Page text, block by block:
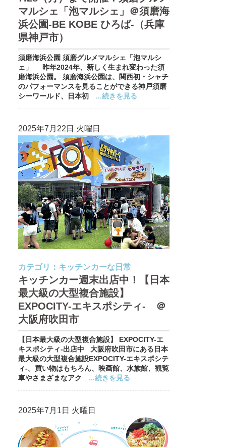
マルシェ「泡マルシェ」＠須磨海
浜公園-BE KOBE ひろば-（兵庫
県神戸市）
須磨海浜公園 須磨グルメマルシェ「泡マルシ
ェ」 昨年2024年、新しく生まれ変わった須
磨海浜公園。 須磨海浜公園は、関西初・シャチ
のパフォーマンスを見ることができる神戸須磨
シーワールド、日本初 ...続きを見る
2025年7月22日 火曜日
カテゴリ： キッチンカーな日常
キッチンカー週末出店中！【日本
最大級の大型複合施設】
EXPOCITY-エキスポシティ- ＠
大阪府吹田市
【日本最大級の大型複合施設】 EXPOCITY-エ
キスポシティ-出店中 大阪府吹田市にある日本
最大級の大型複合施設EXPOCITY-エキスポシテ
ィ-。買い物はもちろん、映画館、水族館、観覧
車やさまざまなアク
...続きを見る
2025年7月1日 火曜日